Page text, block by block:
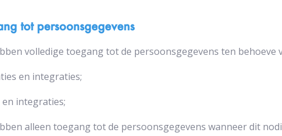
tot persoonsgegevens
volledige toegang tot de persoonsgegevens ten behoeve
en integraties;
integraties;
alleen toegang tot de persoonsgegevens wanneer dit